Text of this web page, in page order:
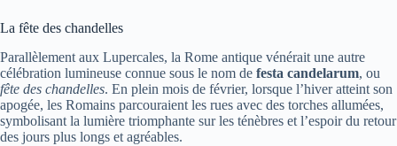
La fête des chandelles
Parallèlement aux Lupercales, la Rome antique vénérait une autre
célébration lumineuse connue sous le nom de festa candelarum, ou
fête des chandelles. En plein mois de février, lorsque l’hiver atteint son
apogée, les Romains parcouraient les rues avec des torches allumées,
symbolisant la lumière triomphante sur les ténèbres et l’espoir du retour
des jours plus longs et agréables.